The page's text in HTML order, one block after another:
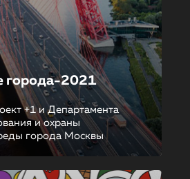
города-2021
+1 и Департамента
и охраны
города Москвы